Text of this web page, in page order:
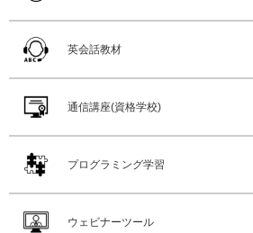
英会話教材
通信講座(資格学校)
プログラミング学習
ウェビナーツール